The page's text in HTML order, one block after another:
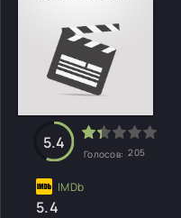
5.4
Голосов: 205
5.4